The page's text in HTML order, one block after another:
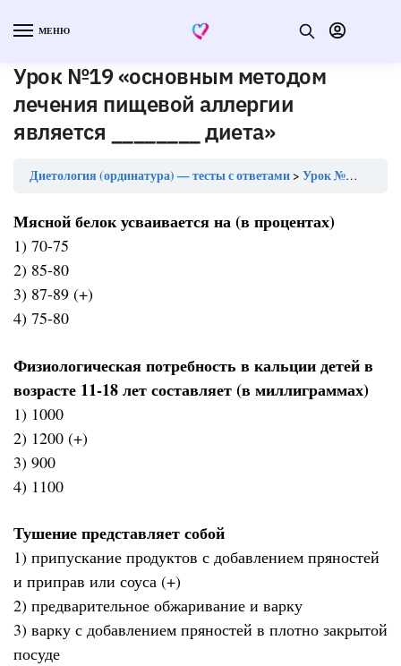
МЕНЮ
Урок №19 «основным методом
лечения пищевой аллергии
является ________ диета»
Диетология (ординатура) — тесты с ответами Урок №19 «основным методом лечения пищевой аллергии является ________ диета»
Мясной белок усваивается на (в процентах)
1) 70-75
2) 85-80
3) 87-89 (+)
4) 75-80
Физиологическая потребность в кальции детей в
возрасте 11-18 лет составляет (в миллиграммах)
1) 1000
2) 1200 (+)
3) 900
4) 1100
Тушение представляет собой
1) припускание продуктов с добавлением пряностей
и приправ или соуса (+)
2) предварительное обжаривание и варку
3) варку с добавлением пряностей в плотно закрытой
посуде